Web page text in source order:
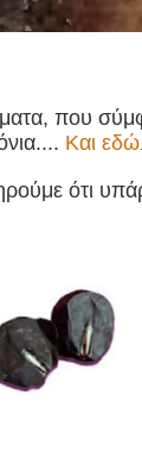
που
Και εδώ
ότι